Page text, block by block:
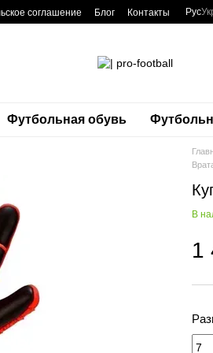
соглашение Блог Контакты Рус
Футбольная обувь
В
1